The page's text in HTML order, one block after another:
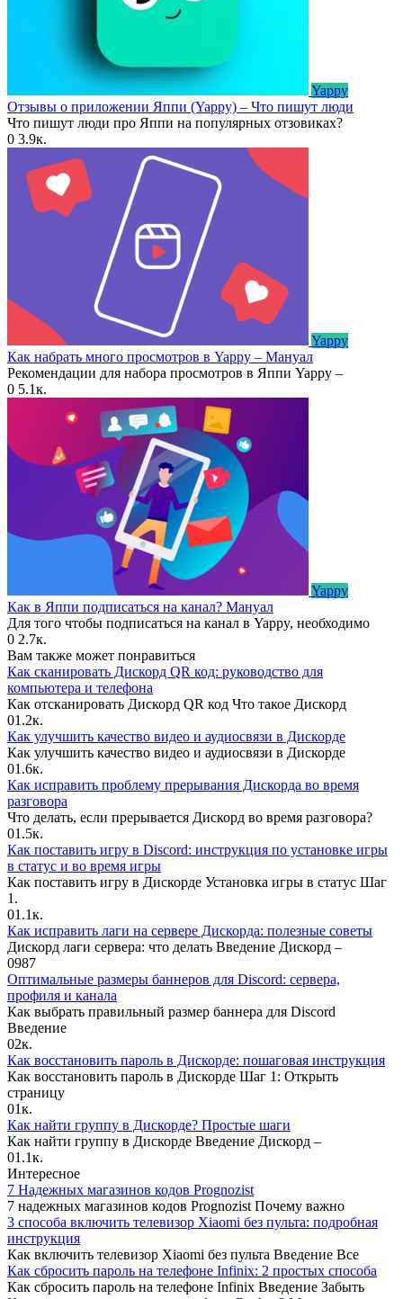
Yappy
Отзывы о приложении Яппи (Yappy) – Что пишут люди
Что пишут люди про Яппи на популярных отзовиках?
0 3.9к.
Yappy
Как набрать много просмотров в Yappy – Мануал
Рекомендации для набора просмотров в Яппи Yappy –
0 5.1к.
Yappy
Как в Яппи подписаться на канал? Мануал
Для того чтобы подписаться на канал в Yappy, необходимо
0 2.7к.
Вам также может понравиться
Как сканировать Дискорд QR код: руководство для
компьютера и телефона
Как отсканировать Дискорд QR код Что такое Дискорд
01.2к.
Как улучшить качество видео и аудиосвязи в Дискорде
Как улучшить качество видео и аудиосвязи в Дискорде
01.6к.
Как исправить проблему прерывания Дискорда во время
разговора
Что делать, если прерывается Дискорд во время разговора?
01.5к.
Как поставить игру в Discord: инструкция по установке игры
в статус и во время игры
Как поставить игру в Дискорде Установка игры в статус Шаг
1.
01.1к.
Как исправить лаги на сервере Дискорда: полезные советы
Дискорд лаги сервера: что делать Введение Дискорд –
0987
Оптимальные размеры баннеров для Discord: сервера,
профиля и канала
Как выбрать правильный размер баннера для Discord
Введение
02к.
Как восстановить пароль в Дискорде: пошаговая инструкция
Как восстановить пароль в Дискорде Шаг 1: Открыть
страницу
01к.
Как найти группу в Дискорде? Простые шаги
Как найти группу в Дискорде Введение Дискорд –
01.1к.
Интересное
7 Надежных магазинов кодов Prognozist
7 надежных магазинов кодов Prognozist Почему важно
3 способа включить телевизор Xiaomi без пульта: подробная
инструкция
Как включить телевизор Xiaomi без пульта Введение Все
Как сбросить пароль на телефоне Infinix: 2 простых способа
Как сбросить пароль на телефоне Infinix Введение Забыть